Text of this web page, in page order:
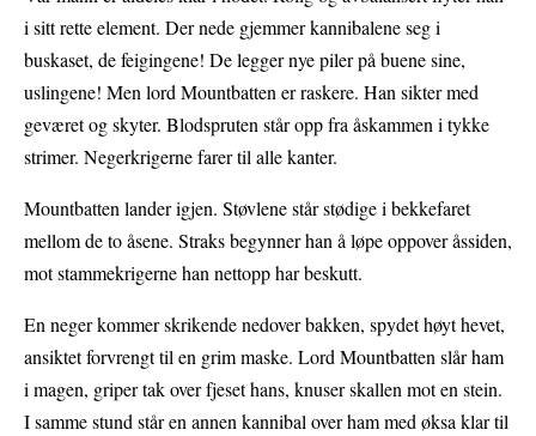
i sitt rette element. Der nede gjemmer kannibalene seg i
buskaset, de feigingene! De legger nye piler på buene sine,
uslingene! Men lord Mountbatten er raskere. Han sikter med
geværet og skyter. Blodspruten står opp fra åskammen i tykke
strimer. Negerkrigerne farer til alle kanter.
Mountbatten lander igjen. Støvlene står stødige i bekkefaret
mellom de to åsene. Straks begynner han å løpe oppover åssiden,
mot stammekrigerne han nettopp har beskutt.
En neger kommer skrikende nedover bakken, spydet høyt hevet,
ansiktet forvrengt til en grim maske. Lord Mountbatten slår ham
i magen, griper tak over fjeset hans, knuser skallen mot en stein.
I samme stund står en annen kannibal over ham med øksa klar til